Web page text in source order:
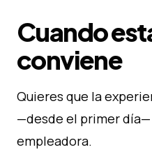
Cuando
conviene
Quieres que la
—desde el primer
empleadora.